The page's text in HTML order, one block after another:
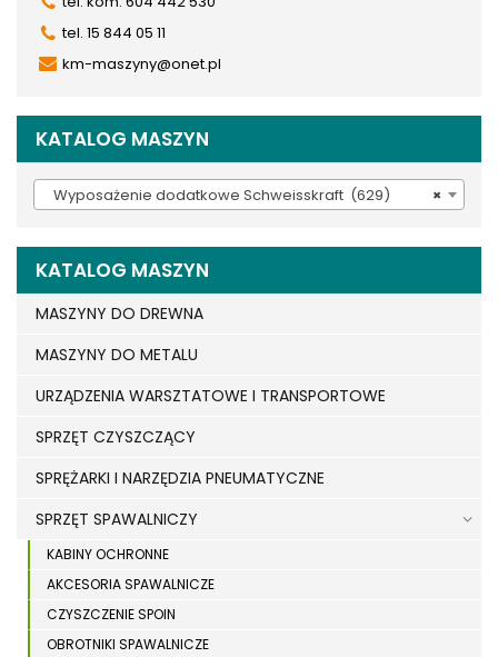
tel. 15 844 05 11
km-maszyny@onet.pl
KATALOG MASZYN
×
Wyposażenie dodatkowe Schweisskraft (629)
KATALOG MASZYN
MASZYNY DO DREWNA
MASZYNY DO METALU
URZĄDZENIA WARSZTATOWE I TRANSPORTOWE
SPRZĘT CZYSZCZĄCY
SPRĘŻARKI I NARZĘDZIA PNEUMATYCZNE
SPRZĘT SPAWALNICZY
KABINY OCHRONNE
AKCESORIA SPAWALNICZE
CZYSZCZENIE SPOIN
OBROTNIKI SPAWALNICZE